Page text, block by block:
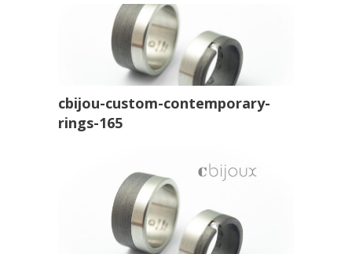
cbijou-custom-contemporary-
rings-165